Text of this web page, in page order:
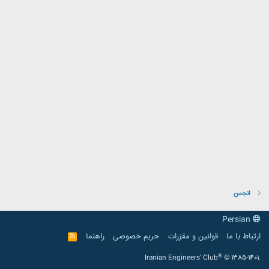
انجمن
ارتباط با ما
قوانین و مقرّرات حریم خصوصی راهنما
R
S
Iranian Engineers' Club® © 1385-1401.